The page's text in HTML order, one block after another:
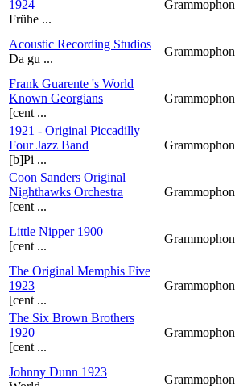
1924
Frühe ...
Acoustic Recording Studios
Da gu ...
Frank Guarente 's World
Known Georgians
[cent ...
1921 - Original Piccadilly
Four Jazz Band
[b]Pi ...
Coon Sanders Original
Nighthawks Orchestra
[cent ...
Little Nipper 1900
[cent ...
The Original Memphis Five
1923
[cent ...
The Six Brown Brothers
1920
[cent ...
Johnny Dunn 1923